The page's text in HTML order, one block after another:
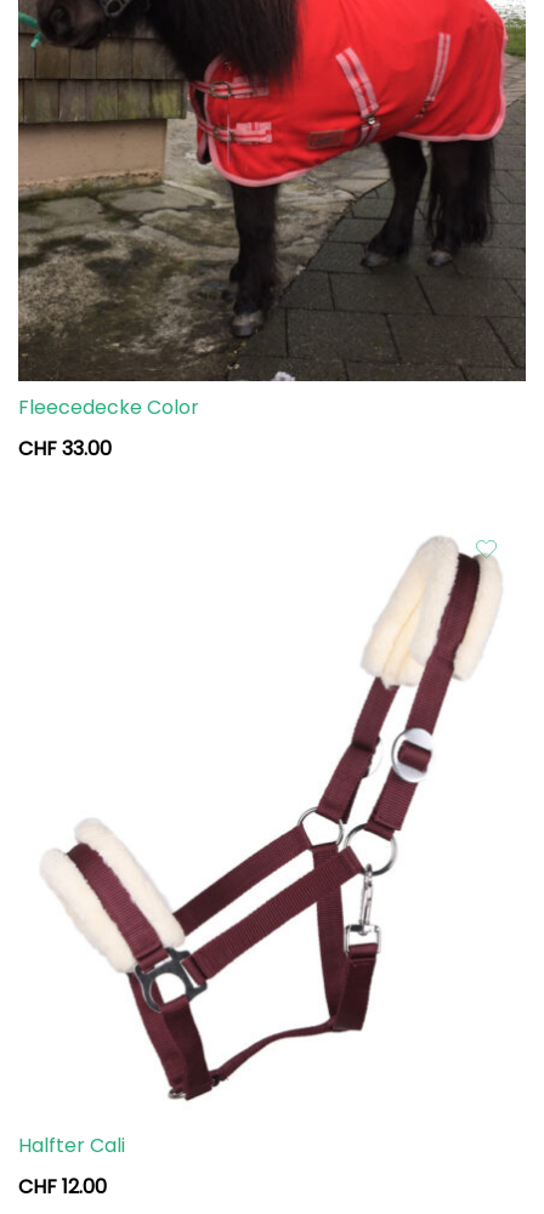
Fleecedecke Color
CHF33.00
Halfter Cali
CHF12.00